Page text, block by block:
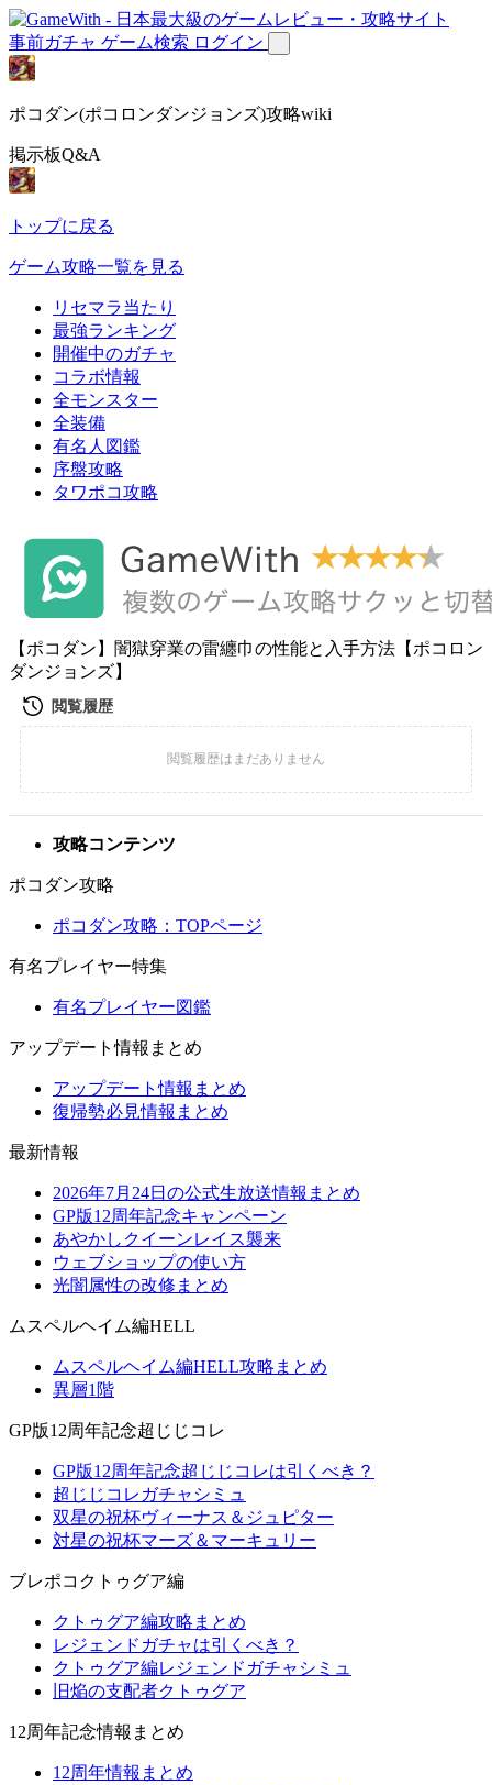
事前ガチャ ゲーム検索 ログイン
ポコダン(ポコロンダンジョンズ)攻略wiki
掲示板Q&A
トップに戻る
ゲーム攻略一覧を見る
リセマラ当たり
最強ランキング
開催中のガチャ
コラボ情報
全モンスター
全装備
有名人図鑑
序盤攻略
タワポコ攻略
【ポコダン】闇獄穿業の雷纏巾の性能と入手方法【ポコロン
ダンジョンズ】
攻略コンテンツ
ポコダン攻略
ポコダン攻略：TOPページ
有名プレイヤー特集
有名プレイヤー図鑑
アップデート情報まとめ
アップデート情報まとめ
復帰勢必見情報まとめ
最新情報
2026年7月24日の公式生放送情報まとめ
GP版12周年記念キャンペーン
あやかしクイーンレイス襲来
ウェブショップの使い方
光闇属性の改修まとめ
ムスペルヘイム編HELL
ムスペルヘイム編HELL攻略まとめ
異層1階
GP版12周年記念超じじコレ
GP版12周年記念超じじコレは引くべき？
超じじコレガチャシミュ
双星の祝杯ヴィーナス＆ジュピター
対星の祝杯マーズ＆マーキュリー
ブレポコクトゥグア編
クトゥグア編攻略まとめ
レジェンドガチャは引くべき？
クトゥグア編レジェンドガチャシミュ
旧焔の支配者クトゥグア
12周年記念情報まとめ
12周年情報まとめ